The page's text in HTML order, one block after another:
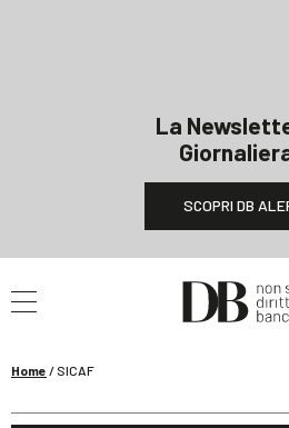
La
SCOPRI DB
Home / SICAF